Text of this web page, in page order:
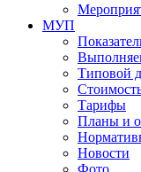
МУП
Типовой
Тарифы
Планы и
Новости
Фото